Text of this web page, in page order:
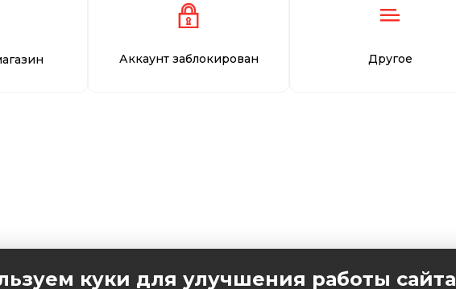
Аккаунт заблокирован Другое
куки для улучшения работы сайта